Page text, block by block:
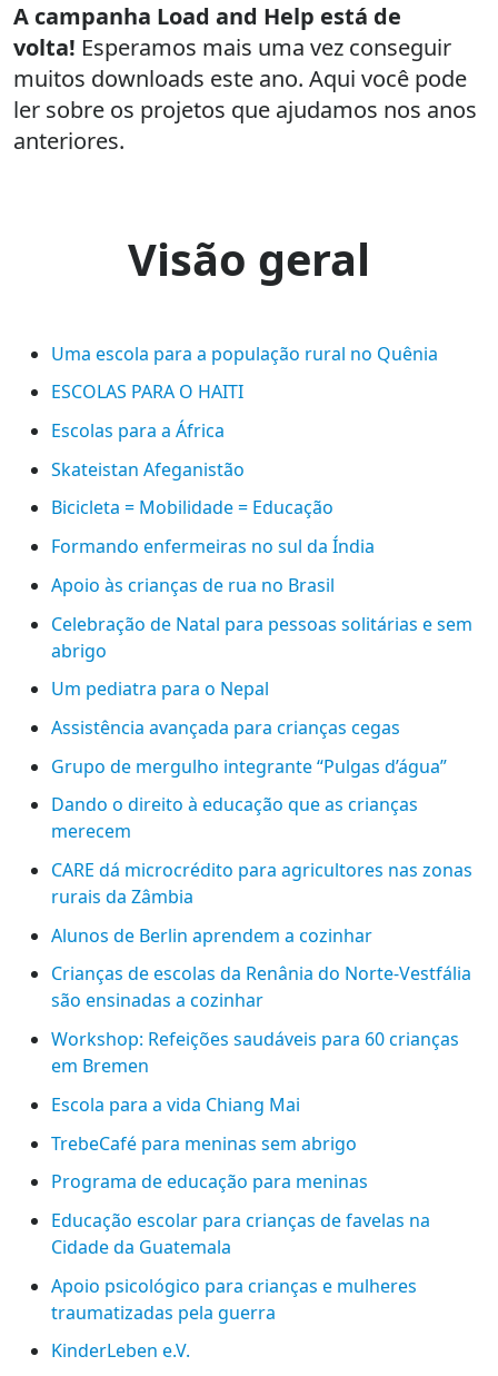
A campanha Load and Help está de
volta! Esperamos mais uma vez conseguir
muitos downloads este ano. Aqui você pode
ler sobre os projetos que ajudamos nos anos
anteriores.
Visão geral
Uma escola para a população rural no Quênia
ESCOLAS PARA O HAITI
Escolas para a África
Skateistan Afeganistão
Bicicleta = Mobilidade = Educação
Formando enfermeiras no sul da Índia
Apoio às crianças de rua no Brasil
Celebração de Natal para pessoas solitárias e sem
abrigo
Um pediatra para o Nepal
Assistência avançada para crianças cegas
Grupo de mergulho integrante “Pulgas d’água”
Dando o direito à educação que as crianças
merecem
CARE dá microcrédito para agricultores nas zonas
rurais da Zâmbia
Alunos de Berlin aprendem a cozinhar
Crianças de escolas da Renânia do Norte-Vestfália
são ensinadas a cozinhar
Workshop: Refeições saudáveis para 60 crianças
em Bremen
Escola para a vida Chiang Mai
TrebeCafé para meninas sem abrigo
Programa de educação para meninas
Educação escolar para crianças de favelas na
Cidade da Guatemala
Apoio psicológico para crianças e mulheres
traumatizadas pela guerra
KinderLeben e.V.